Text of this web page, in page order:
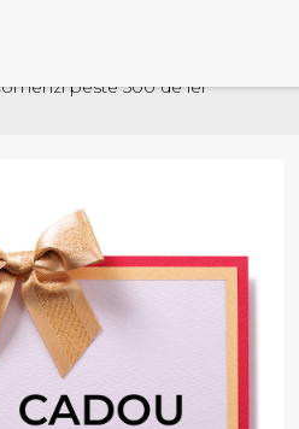
peste 500 de lei